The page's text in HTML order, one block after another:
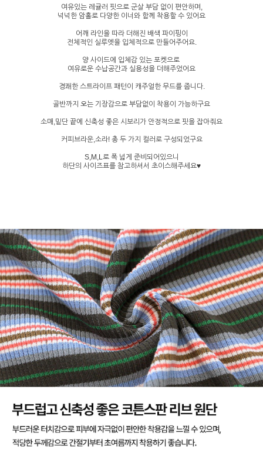
여유있는 레귤러 핏으로 군살 부담 없이 편안하며,
넉넉한 암홀로 다양한 이너와 함께 착용할 수 있어요
어깨 라인을 따라 더해진 배색 파이핑이
전체적인 실루엣을 입체적으로 만들어주어요.
양 사이드에 입체감 있는 포켓으로
여유로운 수납공간과 실용성을 더해주었어요
경쾌한 스트라이프 패턴이 캐주얼한 무드를 줍니다.
골반까지 오는 기장감으로 부담없이 착용이 가능하구요
소매,밑단 끝에 신축성 좋은 시보리가 안정적으로 핏을 잡아줘요
커피브라운,소라! 총 두 가지 컬러로 구성되었구요
S,M,L로 폭 넓게 준비되어있으니
하단의 사이즈표를 참고하셔서 초이스해주세요♥